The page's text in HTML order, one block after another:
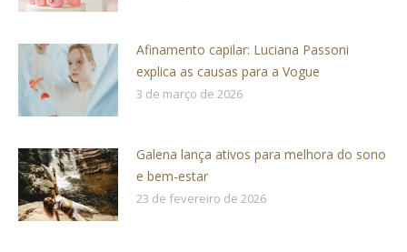
Afinamento capilar: Luciana Passoni
explica as causas para a Vogue
3 de março de 2026
Galena lança ativos para melhora do sono
e bem-estar
23 de fevereiro de 2026